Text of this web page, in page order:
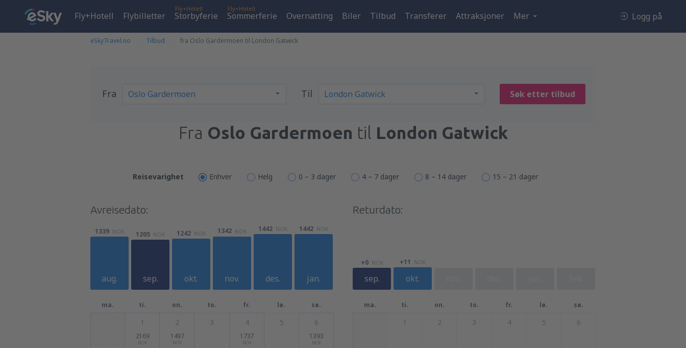
Fly+Hotell Flybilletter
Fly+Hotell
Storbyferie
Fly+Hotell
Sommerferie Overnatting Biler Tilbud Transferer Attraksjoner Mer Logg på
eSkyTravel.no Tilbud fra Oslo Gardermoen til London Gatwick
Fra Til Søk etter tilbud
Fra Oslo Gardermoen til London Gatwick
Reisevarighet Enhver Helg 0 – 3 dager 4 – 7 dager 8 – 14 dager 15 – 21 dager
Avreisedato:
aug.
1339 NOK
sep.
1205 NOK
okt.
1242 NOK
nov.
1342 NOK
des.
1442 NOK
jan.
1442 NOK
ma. ti. on. to. fr. lø. sø.
1
2169
NOK
2
1497
NOK
3 4
1737
NOK
5 6
1393
NOK
Returdato:
sep.
+0 NOK
okt.
+11 NOK
ma. ti. on. to. fr. lø. sø.
1 2 3 4 5 6